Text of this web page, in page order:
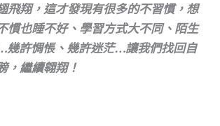
飛翔，這才發現有很多的不習慣，想
慣也睡不好、學習方式大不同、陌生
幾許惆悵、幾許迷茫…讓我們找回自
，繼續翱翔！